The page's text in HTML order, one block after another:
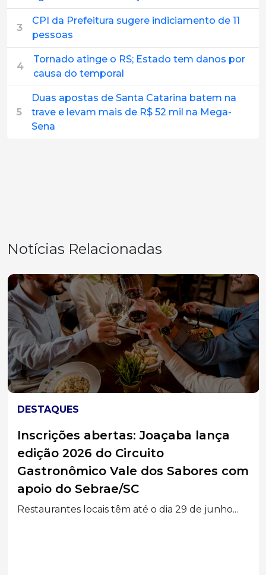
3
CPI da Prefeitura sugere indiciamento de 11
pessoas
4
Tornado atinge o RS; Estado tem danos por
causa do temporal
5
Duas apostas de Santa Catarina batem na
trave e levam mais de R$ 52 mil na Mega-
Sena
Notícias Relacionadas
DESTAQUES
Inscrições abertas: Joaçaba lança
edição 2026 do Circuito
Gastronômico Vale dos Sabores com
apoio do Sebrae/SC
Restaurantes locais têm até o dia 29 de junho...